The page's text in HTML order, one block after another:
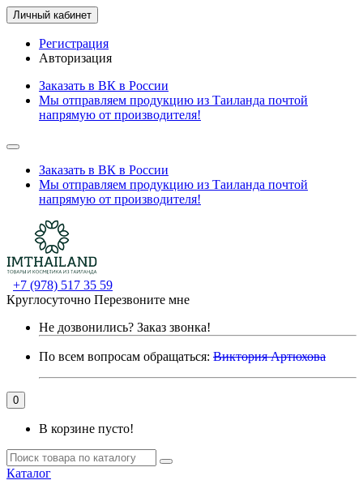
Личный кабинет
Регистрация
Авторизация
Заказать в ВК в России
Мы отправляем продукцию из Таиланда почтой
напрямую от производителя!
Заказать в ВК в России
Мы отправляем продукцию из Таиланда почтой
напрямую от производителя!
+7 (978) 517 35 59
Круглосуточно Перезвоните мне
Не дозвонились? Заказ звонка!
По всем вопросам обращаться: Виктория Артюхова
0
В корзине пусто!
Каталог